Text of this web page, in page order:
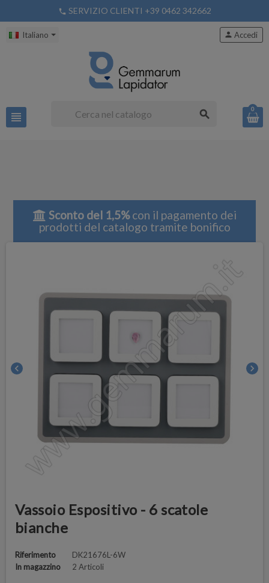
phone SERVIZIO CLIENTI +39 0462 342662
Italiano
view_headline search
person Accedi
0
Sconto del 1,5%con il pagamento dei
prodotti del catalogo tramite bonifico
chevron_left chevron_right
Vassoio Espositivo - 6 scatole
bianche
Riferimento
DK21676L-6W
In magazzino
2 Articoli